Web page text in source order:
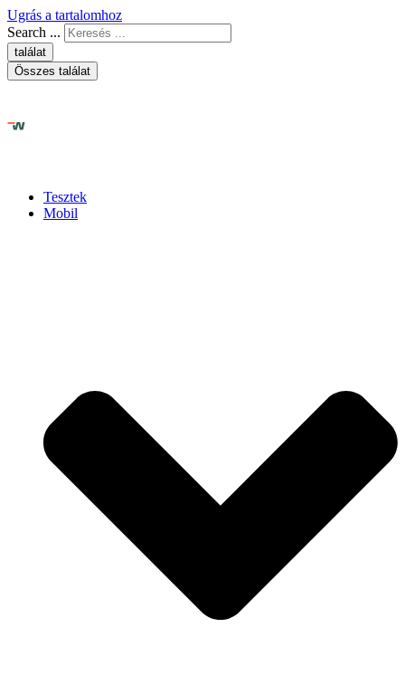
Ugrás a tartalomhoz
Search ...
találat
Összes találat
Tesztek
Mobil